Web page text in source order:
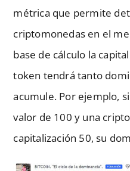
métrica que permite
criptomonedas en el
base de cálculo la
token tendrá tanto
acumule. Por ejemplo,
valor de 100 y una
capitalización 50, su